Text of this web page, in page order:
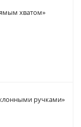
хватом»
ручками»